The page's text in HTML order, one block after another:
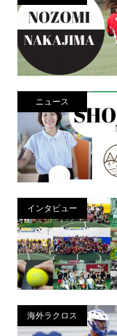
ニュース
インタビュー
海外ラクロス